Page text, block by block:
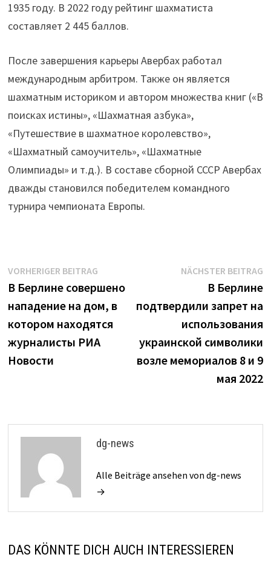
1935 году. В 2022 году рейтинг шахматиста
составляет 2 445 баллов.
После завершения карьеры Авербах работал
международным арбитром. Также он является
шахматным историком и автором множества книг («В
поисках истины», «Шахматная азбука»,
«Путешествие в шахматное королевство»,
«Шахматный самоучитель», «Шахматные
Олимпиады» и т.д.). В составе сборной СССР Авербах
дважды становился победителем командного
турнира чемпионата Европы.
Beitrags-
Navigation
VORHERIGER BEITRAGVorheriger
Beitrag:
В Берлине совершено
нападение на дом, в
котором находятся
журналисты РИА
Новости
NÄCHSTER BEITRAG
В Берлине
подтвердили запрет на
использования
украинской символики
возле мемориалов 8 и 9
мая 2022
dg-news
Alle Beiträge ansehen von dg-news
→
DAS KÖNNTE DICH AUCH INTERESSIEREN